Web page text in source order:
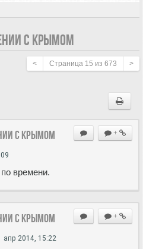
С КРЫМОМ
< Страница 15 из 673 >
+
с Крымом
времени.
+
с Крымом
апр 2014, 15:22